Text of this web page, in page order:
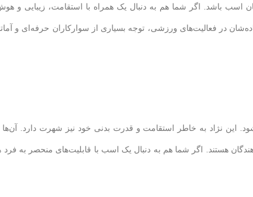
اسب باشد. اگر شما هم به دنبال یک همراه با استقامت، زیبایی و
در فعالیت‌های ورزشی، توجه بسیاری از سوارکاران حرفه‌ای و
این نژاد به خاطر استقامت و قدرت بدنی خود نیز شهرت دارد.
هستند. اگر شما هم به دنبال یک اسب با قابلیت‌های منحصر به فرد